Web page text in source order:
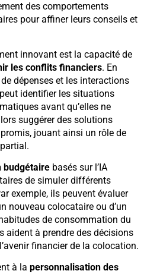
des comportements
pour affiner leurs conseils et
innovant est la capacité de
les conflits financiers. En
dépenses et les interactions
identifier les situations
avant qu’elles ne
suggérer des solutions
jouant ainsi un rôle de
budgétaire basés sur l’IA
de simuler différents
exemple, ils peuvent évaluer
nouveau colocataire ou d’un
de consommation du
aident à prendre des décisions
financier de la colocation.
à la personnalisation des